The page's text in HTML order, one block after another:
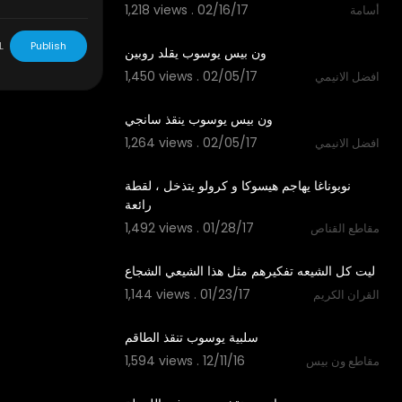
1,218 views . 02/16/17
أسامة
1,450 views . 02/05/17
افضل الانيمي
1,264 views . 02/05/17
افضل الانيمي
‫نوبوناغا يهاجم هيسوكا و كرولو يتذخل ، لقطة
1,492 views . 01/28/17
مقاطع القناص
1,144 views . 01/23/17
القران الكريم
1,594 views . 12/11/16
مقاطع ون بيس
Publish